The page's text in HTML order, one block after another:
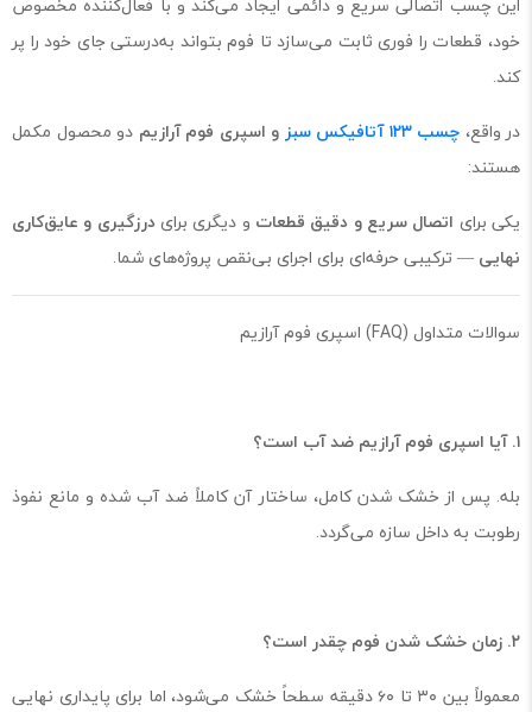
خود، قطعات را فوری ثابت می‌سازد تا فوم بتواند به‌درستی جای خود را پر
کند.
در واقع، چسب ۱۲۳ آتافیکس سبز و اسپری فوم آرازیم دو محصول مکمل
هستند:
یکی برای اتصال سریع و دقیق قطعات و دیگری برای درزگیری و عایق‌کاری
نهایی — ترکیبی حرفه‌ای برای اجرای بی‌نقص پروژه‌های شما.
سوالات متداول (FAQ) اسپری فوم آرازیم
۱. آیا اسپری فوم آرازیم ضد آب است؟
بله. پس از خشک شدن کامل، ساختار آن کاملاً ضد آب شده و مانع نفوذ
رطوبت به داخل سازه می‌گردد.
۲. زمان خشک شدن فوم چقدر است؟
معمولاً بین ۳۰ تا ۶۰ دقیقه سطحاً خشک می‌شود، اما برای پایداری نهایی